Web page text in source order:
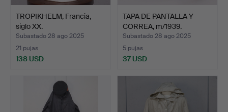
TROPIKHELM, Francia,
siglo XX.
Subastado 28 ago 2025
21 pujas
138 USD
TAPA DE PANTALLA Y
CORREA, m/1939.
Subastado 28 ago 2025
5 pujas
37 USD